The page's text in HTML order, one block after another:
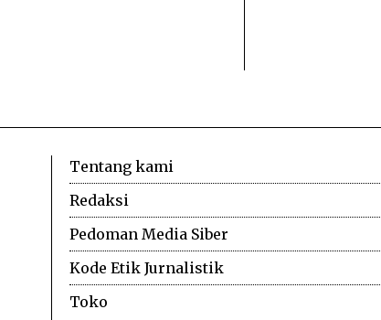
Tentang kami
Redaksi
Pedoman Media Siber
Kode Etik Jurnalistik
Toko